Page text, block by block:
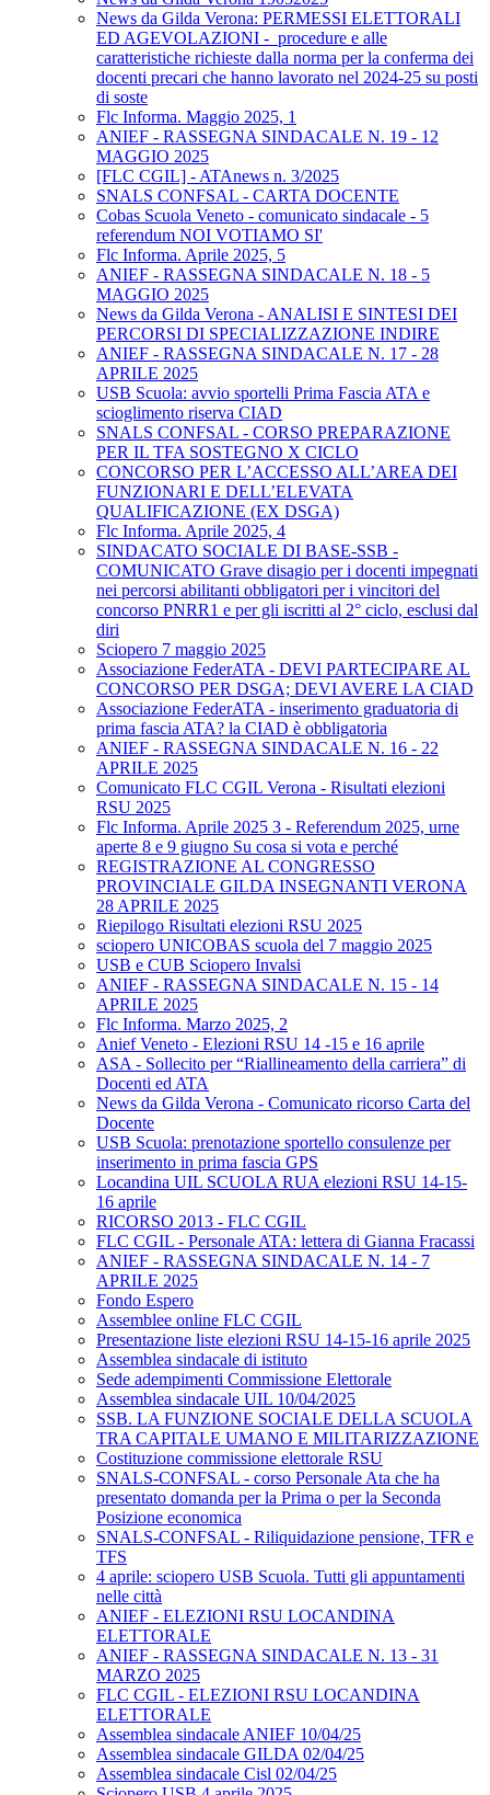
News da Gilda Verona: PERMESSI ELETTORALI
ED AGEVOLAZIONI - procedure e alle
caratteristiche richieste dalla norma per la conferma dei
docenti precari che hanno lavorato nel 2024-25 su posti
di soste
Flc Informa. Maggio 2025, 1
ANIEF - RASSEGNA SINDACALE N. 19 - 12
MAGGIO 2025
[FLC CGIL] - ATAnews n. 3/2025
SNALS CONFSAL - CARTA DOCENTE
Cobas Scuola Veneto - comunicato sindacale - 5
referendum NOI VOTIAMO SI'
Flc Informa. Aprile 2025, 5
ANIEF - RASSEGNA SINDACALE N. 18 - 5
MAGGIO 2025
News da Gilda Verona - ANALISI E SINTESI DEI
PERCORSI DI SPECIALIZZAZIONE INDIRE
ANIEF - RASSEGNA SINDACALE N. 17 - 28
APRILE 2025
USB Scuola: avvio sportelli Prima Fascia ATA e
scioglimento riserva CIAD
SNALS CONFSAL - CORSO PREPARAZIONE
PER IL TFA SOSTEGNO X CICLO
CONCORSO PER L’ACCESSO ALL’AREA DEI
FUNZIONARI E DELL’ELEVATA
QUALIFICAZIONE (EX DSGA)
Flc Informa. Aprile 2025, 4
SINDACATO SOCIALE DI BASE-SSB -
COMUNICATO Grave disagio per i docenti impegnati
nei percorsi abilitanti obbligatori per i vincitori del
concorso PNRR1 e per gli iscritti al 2° ciclo, esclusi dal
diri
Sciopero 7 maggio 2025
Associazione FederATA - DEVI PARTECIPARE AL
CONCORSO PER DSGA; DEVI AVERE LA CIAD
Associazione FederATA - inserimento graduatoria di
prima fascia ATA? la CIAD è obbligatoria
ANIEF - RASSEGNA SINDACALE N. 16 - 22
APRILE 2025
Comunicato FLC CGIL Verona - Risultati elezioni
RSU 2025
Flc Informa. Aprile 2025 3 - Referendum 2025, urne
aperte 8 e 9 giugno Su cosa si vota e perché
REGISTRAZIONE AL CONGRESSO
PROVINCIALE GILDA INSEGNANTI VERONA
28 APRILE 2025
Riepilogo Risultati elezioni RSU 2025
sciopero UNICOBAS scuola del 7 maggio 2025
USB e CUB Sciopero Invalsi
ANIEF - RASSEGNA SINDACALE N. 15 - 14
APRILE 2025
Flc Informa. Marzo 2025, 2
Anief Veneto - Elezioni RSU 14 -15 e 16 aprile
ASA - Sollecito per “Riallineamento della carriera” di
Docenti ed ATA
News da Gilda Verona - Comunicato ricorso Carta del
Docente
USB Scuola: prenotazione sportello consulenze per
inserimento in prima fascia GPS
Locandina UIL SCUOLA RUA elezioni RSU 14-15-
16 aprile
RICORSO 2013 - FLC CGIL
FLC CGIL - Personale ATA: lettera di Gianna Fracassi
ANIEF - RASSEGNA SINDACALE N. 14 - 7
APRILE 2025
Fondo Espero
Assemblee online FLC CGIL
Presentazione liste elezioni RSU 14-15-16 aprile 2025
Assemblea sindacale di istituto
Sede adempimenti Commissione Elettorale
Assemblea sindacale UIL 10/04/2025
SSB. LA FUNZIONE SOCIALE DELLA SCUOLA
TRA CAPITALE UMANO E MILITARIZZAZIONE
Costituzione commissione elettorale RSU
SNALS-CONFSAL - corso Personale Ata che ha
presentato domanda per la Prima o per la Seconda
Posizione economica
SNALS-CONFSAL - Riliquidazione pensione, TFR e
TFS
4 aprile: sciopero USB Scuola. Tutti gli appuntamenti
nelle città
ANIEF - ELEZIONI RSU LOCANDINA
ELETTORALE
ANIEF - RASSEGNA SINDACALE N. 13 - 31
MARZO 2025
FLC CGIL - ELEZIONI RSU LOCANDINA
ELETTORALE
Assemblea sindacale ANIEF 10/04/25
Assemblea sindacale GILDA 02/04/25
Assemblea sindacale Cisl 02/04/25